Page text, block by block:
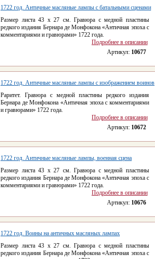
1722 год. Античные масляные лампы с батальными сценами
Размер листа 43 х 27 см. Гравюра с медной пластины
редкого издания Бернара де Монфокона «Античная эпоха с
комментариями и гравюрами» 1722 года.
Подробнее в описании
Артикул: 10677
1722 год. Античные масляные лампы с изображением воинов
Раритет. Гравюра с медной пластины редкого издания
Бернара де Монфокона «Античная эпоха с комментариями
и гравюрами» 1722 года.
Подробнее в описании
Артикул: 10672
1722 год. Античные масляные лампы, военная сцена
Размер листа 43 х 27 см. Гравюра с медной пластины
редкого издания Бернара де Монфокона «Античная эпоха с
комментариями и гравюрами» 1722 года.
Подробнее в описании
Артикул: 10676
1722 год. Воины на античных масляных лампах
Размер листа 43 х 27 см. Гравюра с медной пластины
редкого издания Бернара де Монфокона «Античная эпоха с